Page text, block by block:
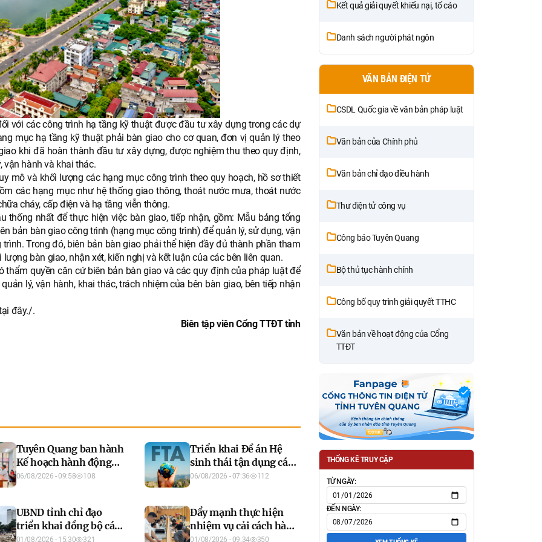
với các công trình hạ tầng kỹ thuật được đầu tư xây dựng trong các dự
mục hạ tầng kỹ thuật phải bàn giao cho cơ quan, đơn vị quản lý theo
khi đã hoàn thành đầu tư xây dựng, được nghiệm thu theo quy định,
hành và khai thác.
mô và khối lượng các hạng mục công trình theo quy hoạch, hồ sơ thiết
các hạng mục như hệ thống giao thông, thoát nước mưa, thoát nước
cháy, cấp điện và hạ tầng viễn thông.
thống nhất để thực hiện việc bàn giao, tiếp nhận, gồm: Mẫu bảng tổng
bản bàn giao công trình (hạng mục công trình) để quản lý, sử dụng, vận
Trong đó, biên bản bàn giao phải thể hiện đầy đủ thành phần tham
bàn giao, nhận xét, kiến nghị và kết luận của các bên liên quan.
quyền căn cứ biên bản bàn giao và các quy định của pháp luật để
lý, vận hành, khai thác, trách nhiệm của bên bàn giao, bên tiếp nhận
đây./.
Biên tập viên Cổng TTĐT tỉnh
Tuyên Quang ban hành
Kế hoạch hành động
phát triển công dân số,
thúc đẩy chuyển đổi số
06/08/2026 - 09:58 108
Triển khai Đề án Hệ
sinh thái tận dụng các
FTA giai đoạn 2026 -
06/08/2026 - 07:36 112
UBND tỉnh chỉ đạo
triển khai đồng bộ các
giải pháp chủ động
01/08/2026 - 15:30 321
Đẩy mạnh thực hiện
nhiệm vụ cải cách hành
chính năm 2026
01/08/2026 - 09:34 350
Kết quả giải quyết khiếu nại, tố cáo
Danh sách người phát ngôn
VĂN BẢN ĐIỆN TỬ
CSDL Quốc gia về văn bản pháp luật
Văn bản của Chính phủ
Văn bản chỉ đạo điều hành
Thư điện tử công vụ
Công báo Tuyên Quang
Bộ thủ tục hành chính
Công bố quy trình giải quyết TTHC
Văn bản về hoạt động của Cổng
TTĐT
THỐNG KÊ TRUY CẬP
TỪ NGÀY:
ĐẾN NGÀY: